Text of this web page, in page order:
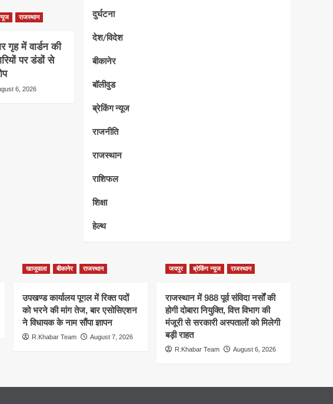
राजस्थान
गृह में वार्डन की
पर डंडों से
6, 2026
दुर्घटना
देश/विदेश
बीकानेर
बॉलीवुड
ब्रेकिंग न्यूज
राजनीति
राजस्थान
राशिफल
शिक्षा
हेल्थ
खाजूवाला बीकानेर राजस्थान
उपखण्ड कार्यालय पूगल में रिक्त पदों
को भरने की मांग तेज, बार एसोसिएशन
ने विधायक के नाम सौंपा ज्ञापन
R.Khabar Team August 7, 2026
जयपुर ब्रेकिंग न्यूज राजस्थान
राजस्थान में 988 पूर्व संविदा नर्सों की
होगी दोबारा नियुक्ति, वित्त विभाग की
मंजूरी से सरकारी अस्पतालों को मिलेगी
बड़ी राहत
R.Khabar Team August 6, 2026